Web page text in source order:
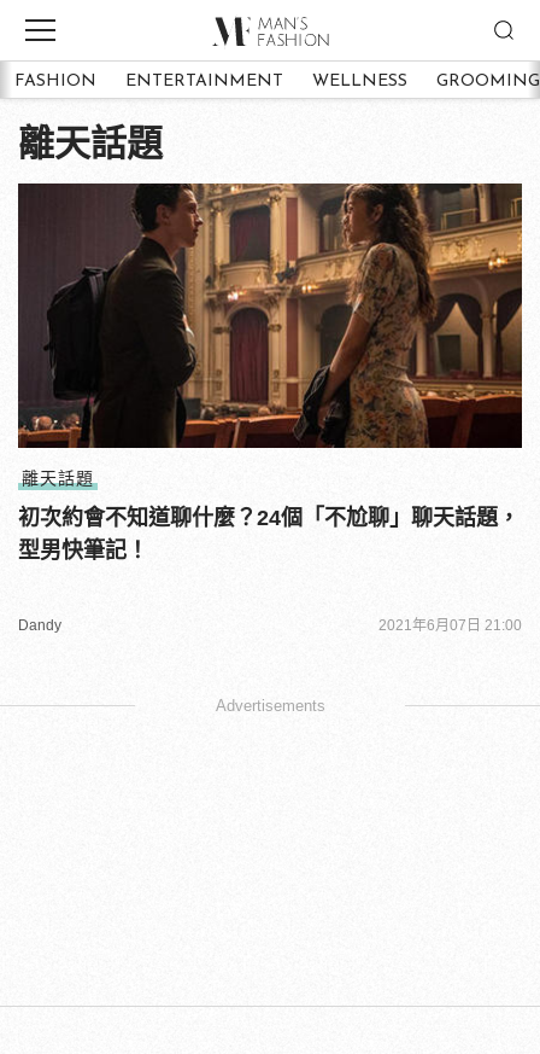
FASHION ENTERTAINMENT WELLNESS GROOMING
離天話題
離天話題
初次約會不知道聊什麼？24個「不尬聊」聊天話題，
型男快筆記！
Dandy 2021年6月07日 21:00
Advertisements